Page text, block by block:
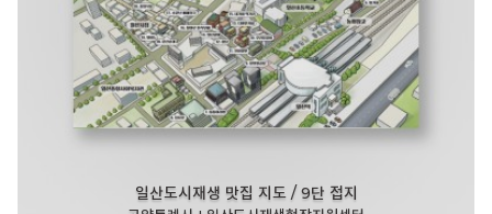
일산도시재생 맛집 지도 / 9단 접지